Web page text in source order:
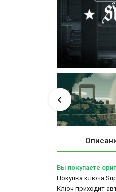
Вы покупаете
Покупка ключа
Ключ приходит